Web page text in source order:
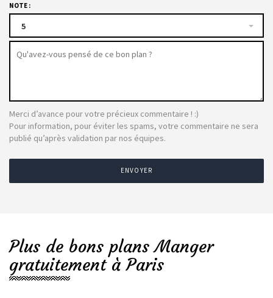
NOTE :
5
Merci d’avance pour votre précieux commentaire ! :)
Pour information, pour éviter les spams, votre commentaire ne sera
publié qu’après validation par nos équipes.
ENVOYER
Plus de bons plans Manger
gratuitement à Paris